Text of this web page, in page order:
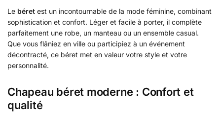
Le béret est un incontournable de la mode féminine, combinant
sophistication et confort. Léger et facile à porter, il complète
parfaitement une robe, un manteau ou un ensemble casual.
Que vous flâniez en ville ou participiez à un événement
décontracté, ce béret met en valeur votre style et votre
personnalité.
Chapeau béret moderne : Confort et
qualité